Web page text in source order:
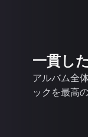
一貫し
アルバム全
ックを最高